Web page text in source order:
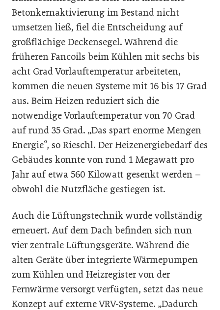
Betonkernaktivierung im Bestand nicht
umsetzen ließ, fiel die Entscheidung auf
großflächige Deckensegel. Während die
früheren Fancoils beim Kühlen mit sechs bis
acht Grad Vorlauftemperatur arbeiteten,
kommen die neuen Systeme mit 16 bis 17 Grad
aus. Beim Heizen reduziert sich die
notwendige Vorlauftemperatur von 70 Grad
auf rund 35 Grad. „Das spart enorme Mengen
Energie“, so Rieschl. Der Heizenergiebedarf des
Gebäudes konnte von rund 1 Megawatt pro
Jahr auf etwa 560 Kilowatt gesenkt werden –
obwohl die Nutzfläche gestiegen ist.
Auch die Lüftungstechnik wurde vollständig
erneuert. Auf dem Dach befinden sich nun
vier zentrale Lüftungsgeräte. Während die
alten Geräte über integrierte Wärmepumpen
zum Kühlen und Heizregister von der
Fernwärme versorgt verfügten, setzt das neue
Konzept auf externe VRV-Systeme. „Dadurch